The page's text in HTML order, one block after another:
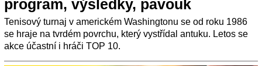
program, výsledky, pavouk
Tenisový turnaj v americkém Washingtonu se od roku 1986
se hraje na tvrdém povrchu, který vystřídal antuku. Letos se
akce účastní i hráči TOP 10.